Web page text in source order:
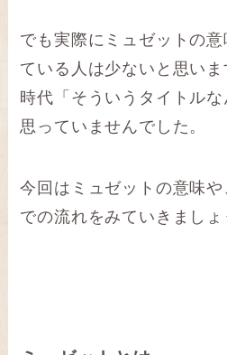
でも実際にミュゼットの
ている人は少ないと思い
時代「そういうタイトル
思っていませんでした。
今回はミュゼットの意味
での流れをみていきましょ